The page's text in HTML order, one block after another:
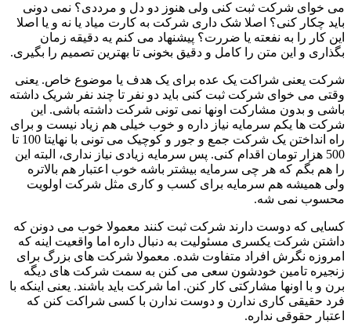
می خوای شرکت ثبت کنی ولی هنوز دو دل و مرددی؟ نمی دونی
باید چکار کنی؟ اصلا شک داری شرکت به کارت میاد یا نه و یا اصلا
این کار را به نفعته یا ضررت؟ پیشنهاد می کنم یه دقیقه زمان
بگذاری و این متن را کامل و دقیق بخونی تا بهترین تصمیم را بگیری.
شرکت یعنی شراکت یک عده برای یک هدف یا موضوع خاص. یعنی
وقتی می خوای شرکت ثبت کنی باید دو نفر تا چند نفر شریک داشته
باشی و بدون مشارکت اونها نمی تونی شرکت داشته باشی. این
شرکت ها یکم سرمایه نیاز داره و خوب خیلی هم زیاد نیست و برای
راه انداختن یک شرکت جمع و جور و کوچیک می تونی با نهایتا 100 تا
500 هزار تومان اقدام کنی. پس سرمایه زیادی نیاز نداری، البته این
را هم بگم که هر چی سرمایه بیشتر باشه خوب اعتبار هم بالاتره
ولی همیشه هم سرمایه برای کسب و کاری مثل شرکت اولویت
محسوب نمی شه.
کسایی که دوست دارند شرکت ثبت کنند معمولا خوب می دونن که
داشتن شرکت یکسری مسئولیت به دنبال داره اما واقعیت اینه که
امروزه نگرش افراد متفاوت شده. معمولا شرکت های بزرگ برای
زنجیره تامین خودشون سعی می کنن به سمت شرکت های دیگه
برن و با اونها مشارکتی کار کنن. اما شرکت باید باشند. یعنی اینکه با
فرد حقیقی کاری ندارن و دوست ندارن با کسی شراکت کنن که
اعتبار حقوقی نداره.